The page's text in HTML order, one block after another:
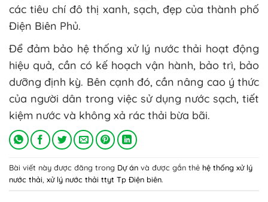
các tiêu chí đô thị xanh, sạch, đẹp của thành phố
Điện Biên Phủ.
Để đảm bảo hệ thống xử lý nước thải hoạt động
hiệu quả, cần có kế hoạch vận hành, bảo trì, bảo
dưỡng định kỳ. Bên cạnh đó, cần nâng cao ý thức
của người dân trong việc sử dụng nước sạch, tiết
kiệm nước và không xả rác thải bừa bãi.
Bài viết này được đăng trong Dự án và được gắn thẻ hệ thống xử lý
nước thải, xử lý nước thải ttyt Tp Điện biên.